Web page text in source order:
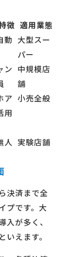
徴 適用業態
動 大型スー
パー
ン 中規模店
舗
ア
用
小売全般
人 実験店舗
決済まで全
プです。大
が多く、
えます。